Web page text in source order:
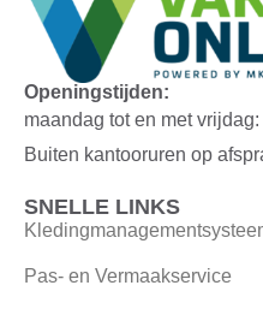
Openingstijden:
maandag tot en met
Buiten kantooruren op
SNELLE LINKS
Pas- en Vermaakservice